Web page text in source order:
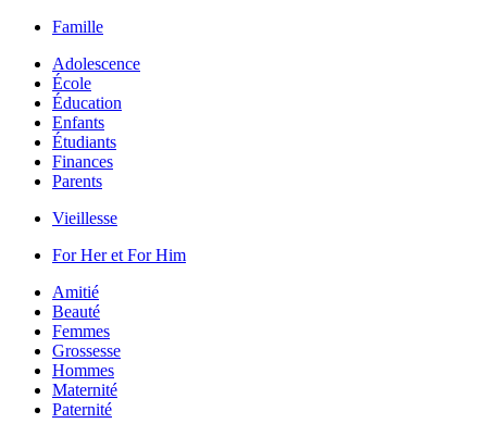
Famille
Adolescence
École
Éducation
Enfants
Étudiants
Finances
Parents
Vieillesse
For Her et For Him
Amitié
Beauté
Femmes
Grossesse
Hommes
Maternité
Paternité